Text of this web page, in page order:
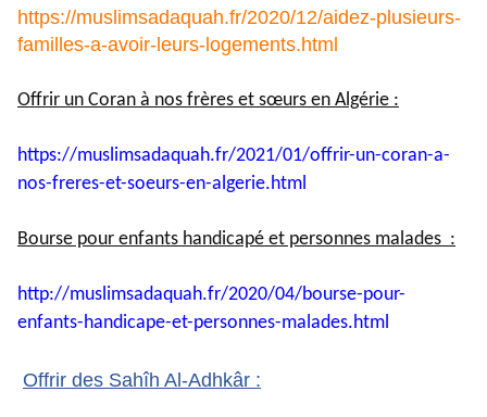
https://muslimsadaquah.fr/2020/12/aidez-plusieurs-
familles-a-avoir-leurs-logements.html
Offrir un Coran à nos frères et sœurs en Algérie :
https://muslimsadaquah.fr/2021/01/offrir-un-coran-a-
nos-freres-et-soeurs-en-algerie.html
Bourse pour enfants handicapé et personnes malades :
http://muslimsadaquah.fr/2020/04/bourse-pour-
enfants-handicape-et-personnes-malades.html
Offrir des Sahîh Al-Adhkâr :